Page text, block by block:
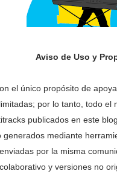
Aviso de Uso y
el único propósito de
por lo tanto, todo el
publicados en este
generados mediante
enviadas por la misma
y versiones no